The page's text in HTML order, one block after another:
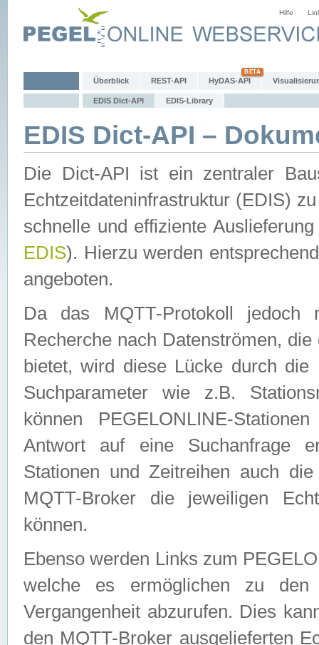
Hilfe
Überblick REST-API HyDAS-API
EDIS Dict-API EDIS-Library
EDIS Dict-API –
Die Dict-API ist ein zentraler
Echtzeitdateninfrastruktur (EDIS)
schnelle und effiziente
EDIS). Hierzu werden
angeboten.
Da das MQTT-Protokoll jedoch
Recherche nach Datenströmen,
bietet, wird diese Lücke durch die
Suchparameter wie z.B.
können PEGELONLINE-
Antwort auf eine Suchanfrage
Stationen und Zeitreihen auch
MQTT-Broker die jeweiligen
können.
Ebenso werden Links zum
welche es ermöglichen zu den
Vergangenheit abzurufen. Dies
den MQTT-Broker ausgelieferten